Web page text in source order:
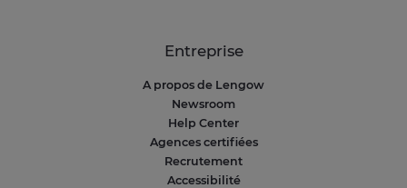
Entreprise
A propos de Lengow
Newsroom
Help Center
Agences certifiées
Recrutement
Accessibilité